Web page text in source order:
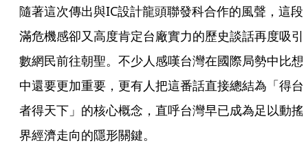
隨著這次傳出與IC設計龍頭聯發科合作的風聲，這段
滿危機感卻又高度肯定台廠實力的歷史談話再度吸引
數網民前往朝聖。不少人感嘆台灣在國際局勢中比想
中還要更加重要，更有人把這番話直接總結為「得台
者得天下」的核心概念，直呼台灣早已成為足以動搖
界經濟走向的隱形關鍵。